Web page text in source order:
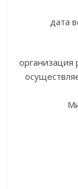
дата
организация